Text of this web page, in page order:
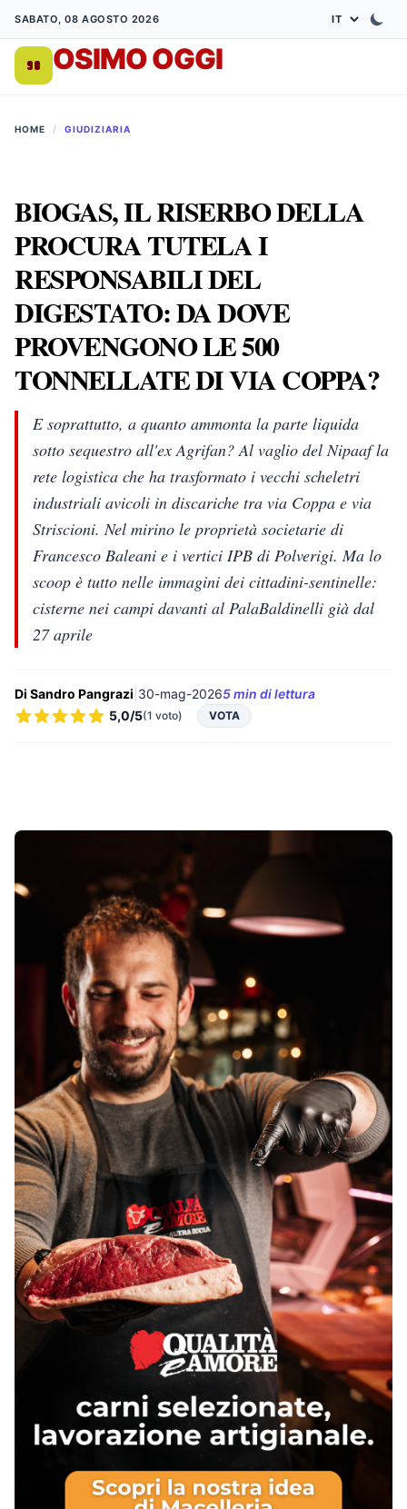
SABATO, 08 AGOSTO 2026
OSIMO OGGI
HOME / GIUDIZIARIA
BIOGAS, IL RISERBO DELLA
PROCURA TUTELA I
RESPONSABILI DEL
DIGESTATO: DA DOVE
PROVENGONO LE 500
TONNELLATE DI VIA COPPA?
E soprattutto, a quanto ammonta la parte liquida
sotto sequestro all'ex Agrifan? Al vaglio del Nipaaf la
rete logistica che ha trasformato i vecchi scheletri
industriali avicoli in discariche tra via Coppa e via
Striscioni. Nel mirino le proprietà societarie di
Francesco Baleani e i vertici IPB di Polverigi. Ma lo
scoop è tutto nelle immagini dei cittadini-sentinelle:
cisterne nei campi davanti al PalaBaldinelli già dal
27 aprile
Di Sandro Pangrazi 30-mag-20265 min di lettura
5,0/5(1 voto) VOTA